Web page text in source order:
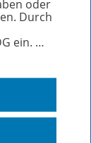
oder
Durch
ein. …